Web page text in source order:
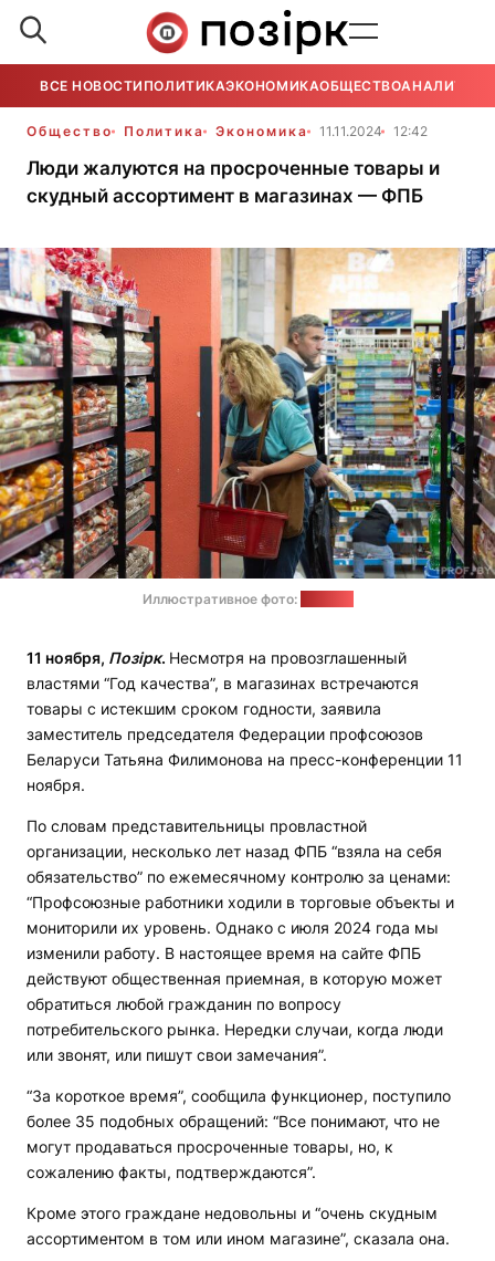
ВСЕ НОВОСТИ ПОЛИТИКАЭКОНОМИКАОБЩЕСТВОАНАЛИТИКА
Общество Политика Экономика 11.11.2024 12:42
Люди жалуются на просроченные товары и
скудный ассортимент в магазинах — ФПБ
Иллюстративное фото:
11 ноября, Позірк. Несмотря на провозглашенный
властями “Год качества”, в магазинах встречаются
товары с истекшим сроком годности, заявила
заместитель председателя Федерации профсоюзов
Беларуси Татьяна Филимонова на пресс-конференции 11
ноября.
По словам представительницы провластной
организации, несколько лет назад ФПБ “взяла на себя
обязательство” по ежемесячному контролю за ценами:
“Профсоюзные работники ходили в торговые объекты и
мониторили их уровень. Однако с июля 2024 года мы
изменили работу. В настоящее время на сайте ФПБ
действуют общественная приемная, в которую может
обратиться любой гражданин по вопросу
потребительского рынка. Нередки случаи, когда люди
или звонят, или пишут свои замечания”.
“За короткое время”, сообщила функционер, поступило
более 35 подобных обращений: “Все понимают, что не
могут продаваться просроченные товары, но, к
сожалению факты, подтверждаются”.
Кроме этого граждане недовольны и “очень скудным
ассортиментом в том или ином магазине”, сказала она.